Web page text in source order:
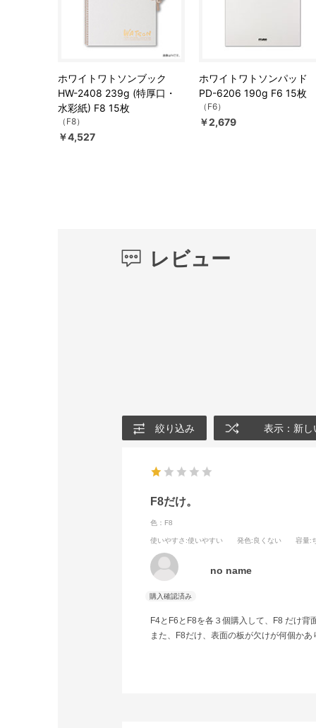
ホワイトワトソンブック
HW-2408 239g (特厚口・
水彩紙) F8 15枚
（F8）
￥4,527
ホワイトワトソンパッド
PD-6206 190g F6 15枚
（F6）
￥2,679
レビュー
絞り込み 表示：新し
F8だけ。
色：F8
使いやすさ :使いやすい 発色:良くない 容量:
no name
F4とF6とF8を各３個購入して、F8 だけ
また、F8だけ、表面の板が欠けが何個か